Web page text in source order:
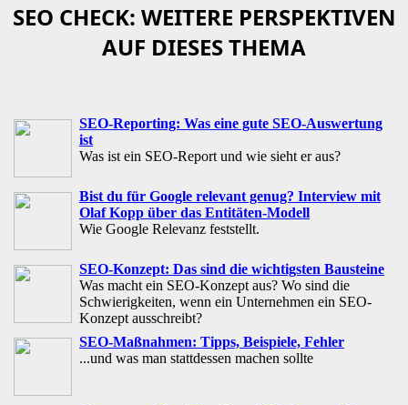
SEO CHECK: WEITERE PERSPEKTIVEN
AUF DIESES THEMA
SEO-Reporting: Was eine gute SEO-Auswertung
ist
Was ist ein SEO-Report und wie sieht er aus?
Bist du für Google relevant genug? Interview mit
Olaf Kopp über das Entitäten-Modell
Wie Google Relevanz feststellt.
SEO-Konzept: Das sind die wichtigsten Bausteine
Was macht ein SEO-Konzept aus? Wo sind die
Schwierigkeiten, wenn ein Unternehmen ein SEO-
Konzept ausschreibt?
SEO-Maßnahmen: Tipps, Beispiele, Fehler
...und was man stattdessen machen sollte